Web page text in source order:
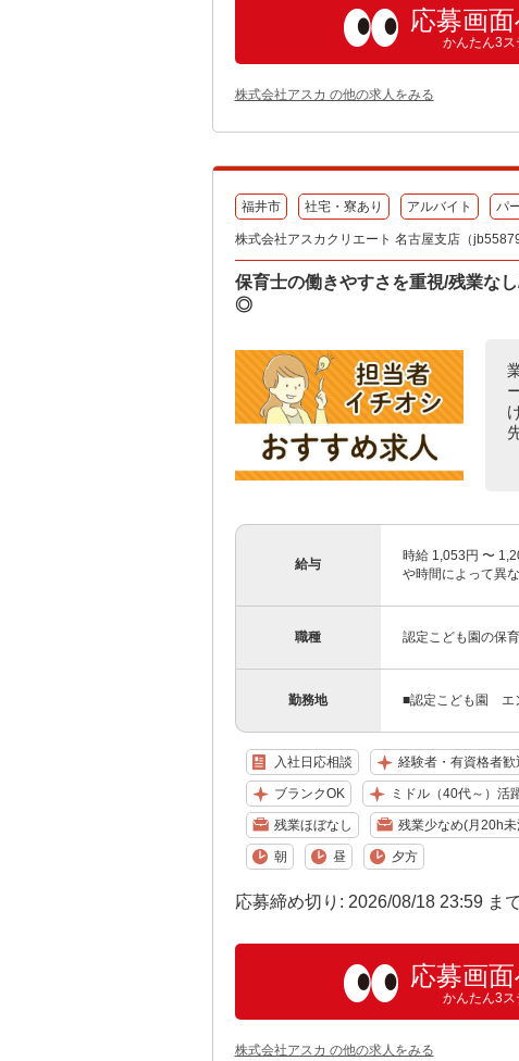
応募画
かんたん3ス
株式会社アスカ の他の求人をみる
福井市 社宅・寮あり アルバイト パ
株式会社アスカクリエート 名古屋支店（
保育士の働きやすさを重視/残業な
◎
給与
時給 1,053円 〜
や時間によって異
職種 認定こども園の保
勤務地 ■認定こども園 エ
入社日応相談 経験者・有資格者歓
ブランクOK ミドル（40代～）活
残業ほぼなし 残業少なめ(月20h未
朝 昼 夕方
応募締め切り: 2026/08/18 23:59 ま
応募画
かんたん3ス
株式会社アスカ の他の求人をみる